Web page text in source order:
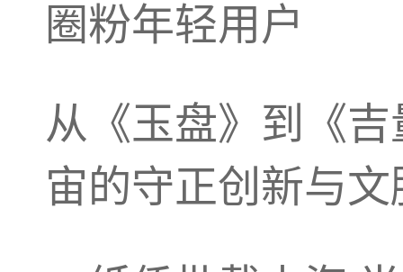
圈粉年轻用户
从《玉盘》到《
宙的守正创新与